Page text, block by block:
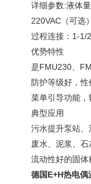
详细参数:液体
220VAC（可选
过程连接：1-1/
优势特性
是FMU230、
防护等级好，性
菜单引导功能
典型应用
污水提升泵站、
废水、泥浆、
流动性好的固
德国E+H热电偶